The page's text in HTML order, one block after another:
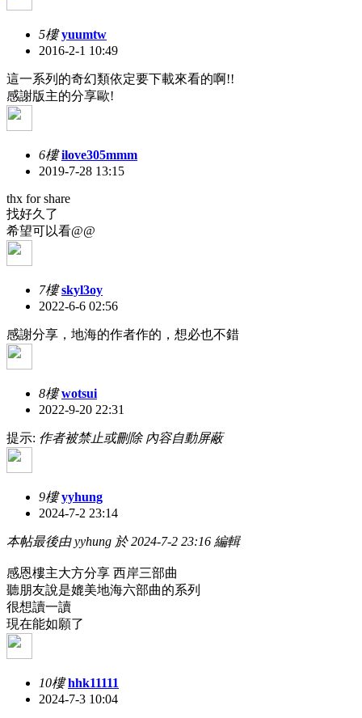
5樓 yuumtw
2016-2-1 10:49
這一系列的奇幻類依定要下載來看的啊!!
感謝版主的分享歐!
6樓 ilove305mmm
2019-7-28 13:15
thx for share
找好久了
希望可以看@@
7樓 skyl3oy
2022-6-6 02:56
感謝分享，地海的作者作的，想必也不錯
8樓 wotsui
2022-9-20 22:31
提示: 作者被禁止或刪除 內容自動屏蔽
9樓 yyhung
2024-7-2 23:14
本帖最後由 yyhung 於 2024-7-2 23:16 編輯
感恩樓主大方分享 西岸三部曲
聽朋友說是媲美地海六部曲的系列
很想讀一讀
現在能如願了
10樓 hhk11111
2024-7-3 10:04